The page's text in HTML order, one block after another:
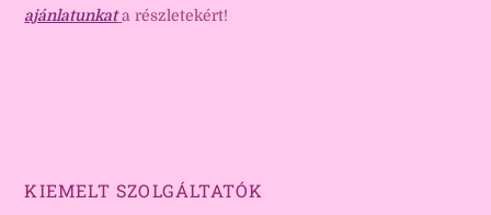
ajánlatunkat a részletekért!
KIEMELT SZOLGÁLTATÓK